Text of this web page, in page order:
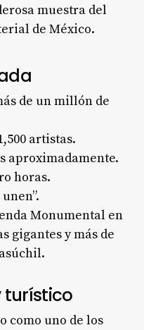
muestra del
de México.
de un millón de
artistas.
aproximadamente.
horas.
Monumental en
gigantes y más de
turístico
como uno de los